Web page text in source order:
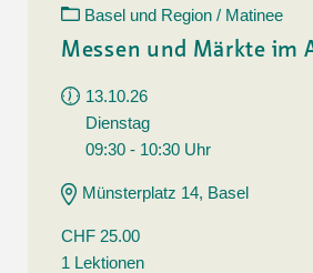
Basel und Region / Matinee
Messen und Märkte im
13.10.26
Dienstag
09:30 - 10:30 Uhr
Münsterplatz 14, Basel
CHF 25.00
1 Lektionen